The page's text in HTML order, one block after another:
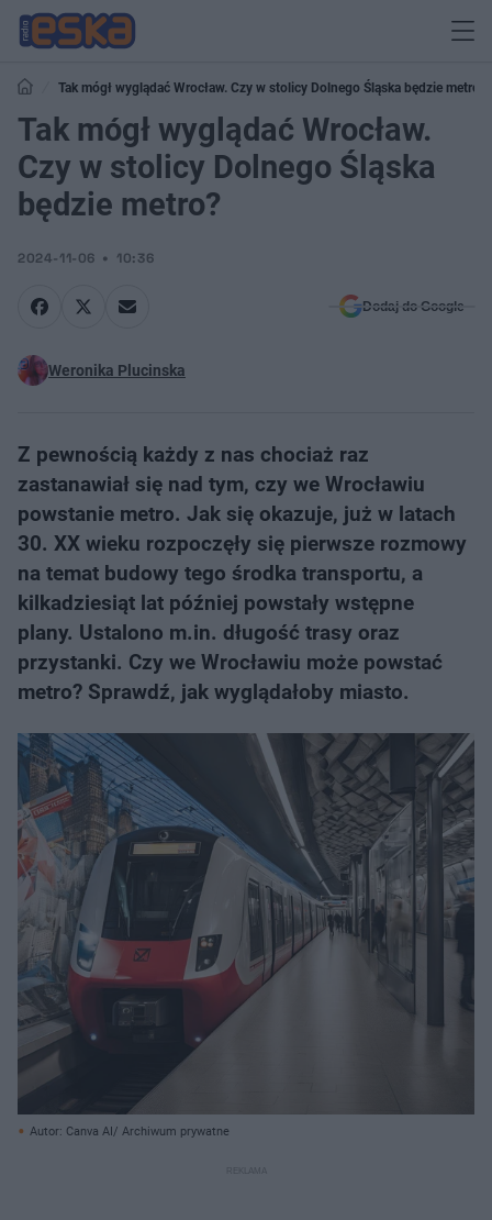
Tak mógł wyglądać Wrocław. Czy w stolicy Dolnego Śląska będzie metro?
Tak mógł wyglądać Wrocław.
Czy w stolicy Dolnego Śląska
będzie metro?
2024-11-06 10:36
Dodaj do Google
Weronika Plucinska
Z pewnością każdy z nas chociaż raz
zastanawiał się nad tym, czy we Wrocławiu
powstanie metro. Jak się okazuje, już w latach
30. XX wieku rozpoczęły się pierwsze rozmowy
na temat budowy tego środka transportu, a
kilkadziesiąt lat później powstały wstępne
plany. Ustalono m.in. długość trasy oraz
przystanki. Czy we Wrocławiu może powstać
metro? Sprawdź, jak wyglądałoby miasto.
Autor: Canva AI/ Archiwum prywatne